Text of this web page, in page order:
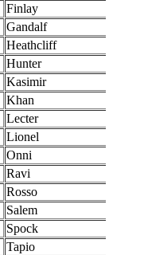
Finlay
Gandalf
Heathcliff
Hunter
Kasimir
Khan
Lecter
Lionel
Onni
Ravi
Rosso
Salem
Spock
Tapio